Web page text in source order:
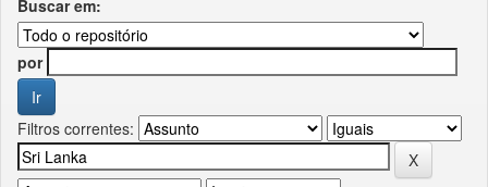
Buscar em:
por
Filtros correntes: